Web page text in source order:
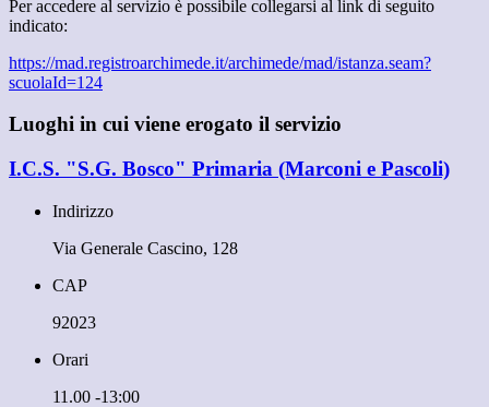
Per accedere al servizio è possibile collegarsi al link di seguito
indicato:
https://mad.registroarchimede.it/archimede/mad/istanza.seam?
scuolaId=124
Luoghi in cui viene erogato il servizio
I.C.S. "S.G. Bosco" Primaria (Marconi e Pascoli)
Indirizzo
Via Generale Cascino, 128
CAP
92023
Orari
11.00 -13:00